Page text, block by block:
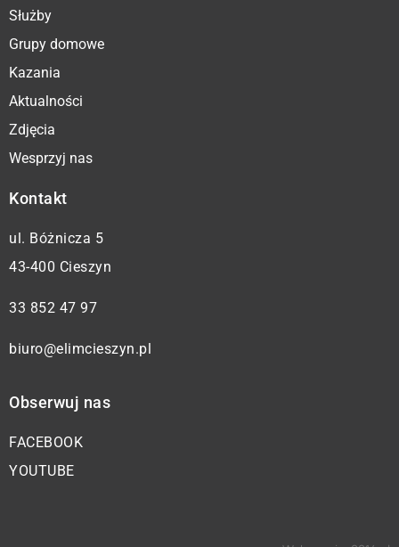
Służby
Grupy domowe
Kazania
Aktualności
Zdjęcia
Wesprzyj nas
Kontakt
ul. Bóżnicza 5
43-400 Cieszyn
33 852 47 97
biuro@elimcieszyn.pl
Obserwuj nas
FACEBOOK
YOUTUBE